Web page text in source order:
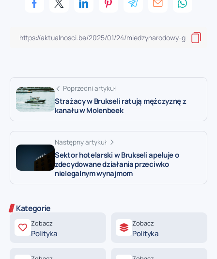
Poprzedni artykuł
Strażacy w Brukseli ratują mężczyznę z
kanału w Molenbeek
Następny artykuł
Sektor hotelarski w Brukseli apeluje o
zdecydowane działania przeciwko
nielegalnym wynajmom
Kategorie
Zobacz
Polityka
Zobacz
Polityka